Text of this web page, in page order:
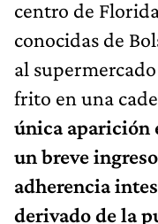
centro de
conocidas de
al
frito en una
única aparición
un breve
adherencia
derivado de la